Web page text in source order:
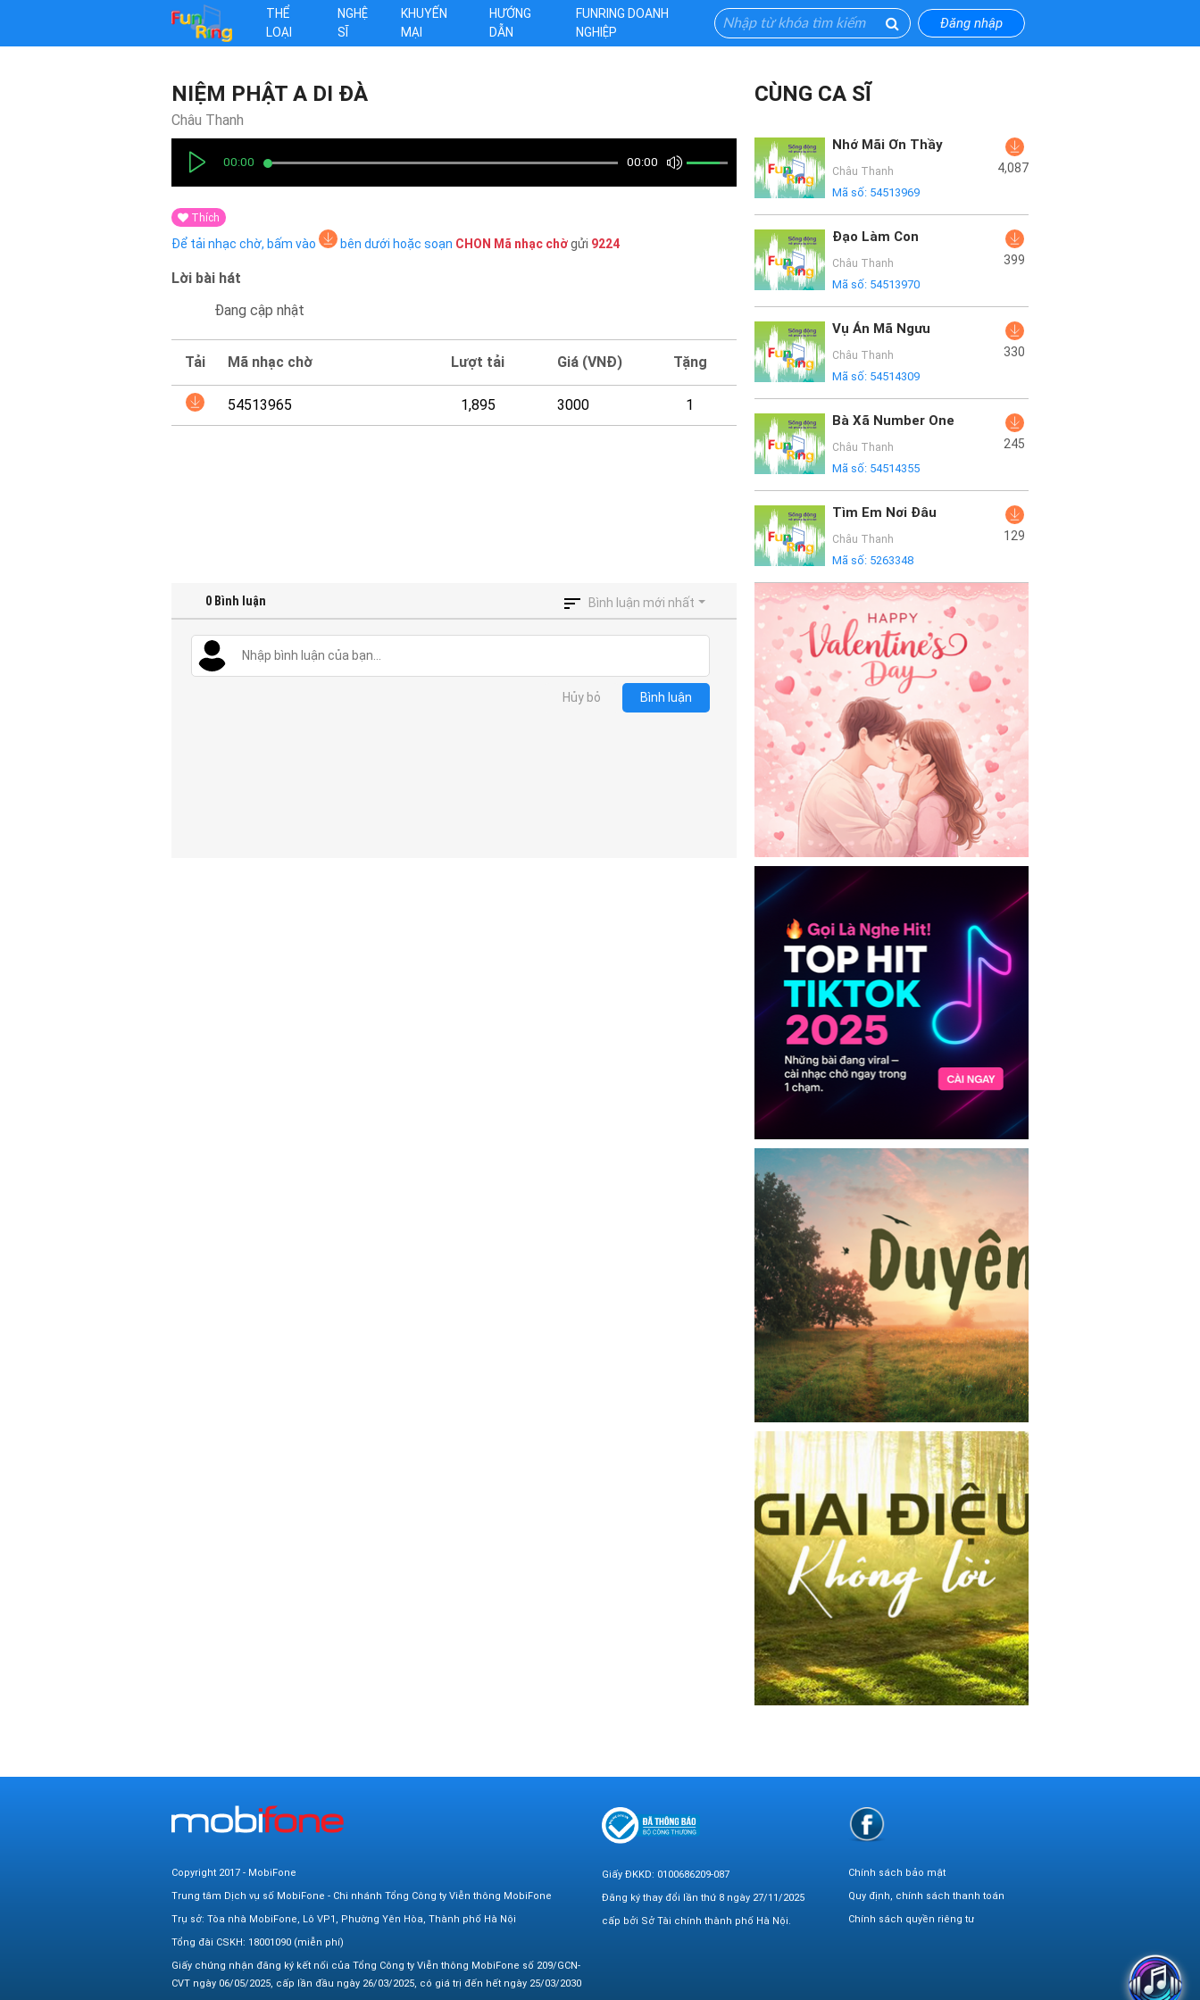
THỂ
LOẠI
NGHỆ
SĨ
KHUYẾN
MẠI
HƯỚNG
DẪN
FUNRING DOANH
NGHIỆP
Đăng nhập
NIỆM PHẬT A DI ĐÀ
Châu Thanh
00:00 00:00
Thích
Để tải nhạc chờ, bấm vào bên dưới hoặc soạn CHON Mã nhạc chờgửi 9224
Lời bài hát
Đang cập nhật
Tải Mã nhạc chờ Lượt tải Giá (VNĐ) Tặng
54513965 1,895 3000 1
CÙNG CA SĨ
Nhớ Mãi Ơn Thầy
Châu Thanh
Mã số: 54513969
4,087
Đạo Làm Con
Châu Thanh
Mã số: 54513970
399
Vụ Án Mã Ngưu
Châu Thanh
Mã số: 54514309
330
Bà Xã Number One
Châu Thanh
Mã số: 54514355
245
Tìm Em Nơi Đâu
Châu Thanh
Mã số: 5263348
129
0 Bình luận Bình luận mới nhất
Hủy bỏ Bình luận
Copyright 2017 - MobiFone
Trung tâm Dịch vụ số MobiFone - Chi nhánh Tổng Công ty Viễn thông MobiFone
Trụ sở: Tòa nhà MobiFone, Lô VP1, Phường Yên Hòa, Thành phố Hà Nội
Tổng đài CSKH: 18001090 (miễn phí)
Giấy chứng nhận đăng ký kết nối của Tổng Công ty Viễn thông MobiFone số 209/GCN-
CVT ngày 06/05/2025, cấp lần đầu ngày 26/03/2025, có giá trị đến hết ngày 25/03/2030
Giấy ĐKKD: 0100686209-087
Đăng ký thay đổi lần thứ 8 ngày 27/11/2025
cấp bởi Sở Tài chính thành phố Hà Nội.
Chính sách bảo mật
Quy định, chính sách thanh toán
Chính sách quyền riêng tư